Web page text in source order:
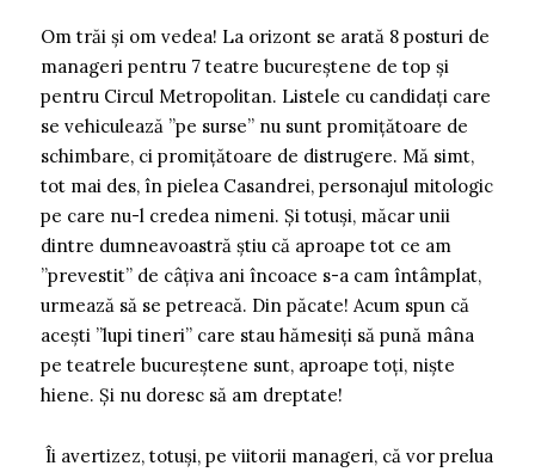
Om trăi și om vedea! La orizont se arată 8 posturi de
manageri pentru 7 teatre bucureștene de top și
pentru Circul Metropolitan. Listele cu candidați care
se vehiculează ”pe surse” nu sunt promițătoare de
schimbare, ci promițătoare de distrugere. Mă simt,
tot mai des, în pielea Casandrei, personajul mitologic
pe care nu-l credea nimeni. Și totuși, măcar unii
dintre dumneavoastră știu că aproape tot ce am
”prevestit” de câțiva ani încoace s-a cam întâmplat,
urmează să se petreacă. Din păcate! Acum spun că
acești ”lupi tineri” care stau hămesiți să pună mâna
pe teatrele bucureștene sunt, aproape toți, niște
hiene. Și nu doresc să am dreptate!
Îi avertizez, totuși, pe viitorii manageri, că vor prelua